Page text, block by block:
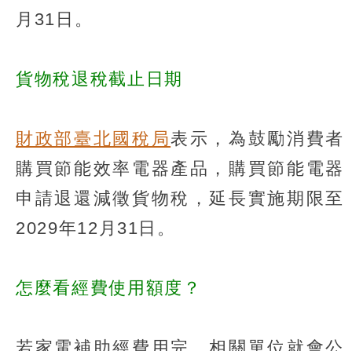
月31日。
貨物稅退稅截止日期
財政部臺北國稅局表示，為鼓勵消費者
購買節能效率電器產品，購買節能電器
申請退還減徵貨物稅，延長實施期限至
2029年12月31日。
怎麼看經費使用額度？